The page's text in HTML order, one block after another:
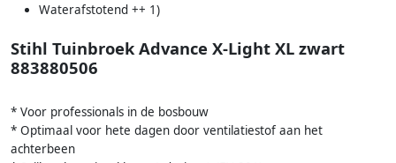
Waterafstotend ++ 1)
Stihl Tuinbroek Advance X-Light XL zwart
883880506
* Voor professionals in de bosbouw
* Optimaal voor hete dagen door ventilatiestof aan het
achterbeen